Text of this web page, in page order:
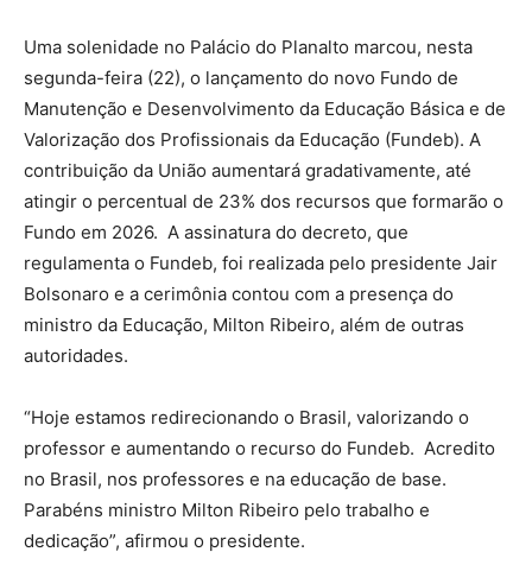
Uma solenidade no Palácio do Planalto marcou, nesta
segunda-feira (22), o lançamento do novo Fundo de
Manutenção e Desenvolvimento da Educação Básica e de
Valorização dos Profissionais da Educação (Fundeb). A
contribuição da União aumentará gradativamente, até
atingir o percentual de 23% dos recursos que formarão o
Fundo em 2026. A assinatura do decreto, que
regulamenta o Fundeb, foi realizada pelo presidente Jair
Bolsonaro e a cerimônia contou com a presença do
ministro da Educação, Milton Ribeiro, além de outras
autoridades.
“Hoje estamos redirecionando o Brasil, valorizando o
professor e aumentando o recurso do Fundeb. Acredito
no Brasil, nos professores e na educação de base.
Parabéns ministro Milton Ribeiro pelo trabalho e
dedicação”, afirmou o presidente.